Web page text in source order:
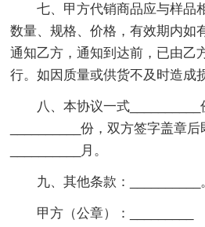
七、甲方代销商品应与样品
数量、规格、价格，有效期内如
通知乙方，通知到达前，已由乙
行。如因质量或供货不及时造成
八、本协议一式__________
__________份，双方签字盖章
__________月。
九、其他条款：__________
甲方（公章）：_________